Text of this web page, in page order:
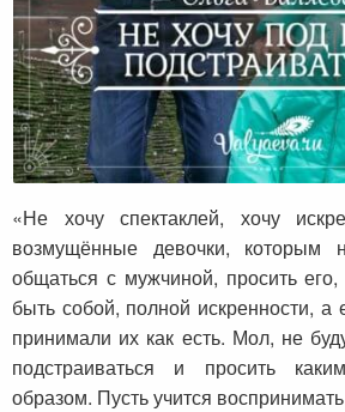
Не хочу под него
«Не хочу спектаклей, хочу
возмущённые девочки, которым
общаться с мужчиной, просить его,
быть собой, полной искренности,
принимали их как есть. Мол, не
подстраиваться и просить
образом. Пусть учится